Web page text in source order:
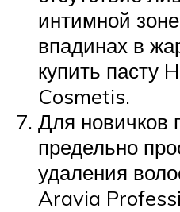
интимной
впадинах в
купить пасту
Cosmetis.
Для новичков
предельно
удаления
Aravia